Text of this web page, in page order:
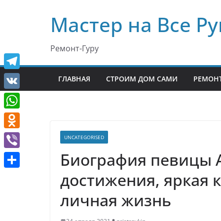
содержимомуМастер на Все
Ремонт-Гуру
ГЛАВНАЯ СТРОИМ ДОМ САМИ
UNCATEGORISED
Биография
достижения, яркая
личная жизнь
T
e
l
e
g
r
V
K
W
h
a
t
O
d
n
V